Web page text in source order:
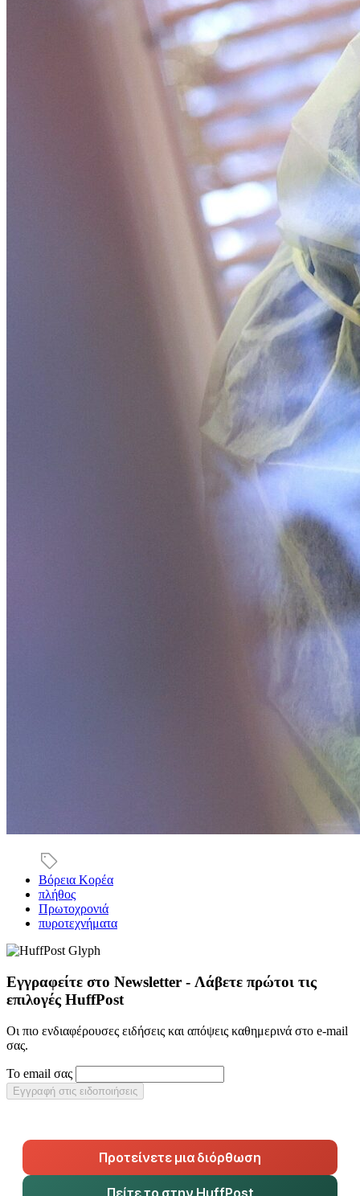
Βόρεια Κορέα
πλήθος
Πρωτοχρονιά
πυροτεχνήματα
Εγγραφείτε στο Newsletter - Λάβετε πρώτοι τις
επιλογές HuffPost
Οι πιο ενδιαφέρουσες ειδήσεις και απόψεις καθημερινά στο e-mail
σας.
Το email σας
Εγγραφή στις ειδοποιήσεις
Προτείνετε μια διόρθωση
Πείτε το στην HuffPost